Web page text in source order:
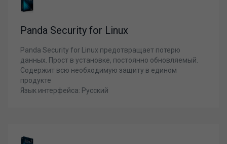
Panda Security for Linux
Panda Security for Linux предотвращает потерю
данных. Прост в установке, постоянно обновляемый.
Содержит всю необходимую защиту в едином
продукте
Язык интерфейса: Русский